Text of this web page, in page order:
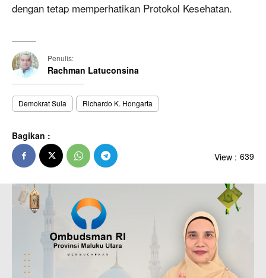
dengan tetap memperhatikan Protokol Kesehatan.
Penulis:
Rachman Latuconsina
Demokrat Sula Richardo K. Hongarta
Bagikan :
View : 639